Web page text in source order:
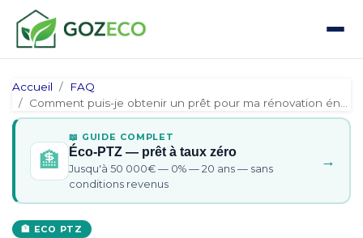
Accueil
FAQ
Comment puis-je obtenir un prêt pour ma rénovation énergétiq…
🏦
📖 GUIDE COMPLET
Éco-PTZ — prêt à taux zéro
Jusqu'à 50 000€ — 0% — 20 ans — sans
conditions revenus
→
🏦 ECO PTZ